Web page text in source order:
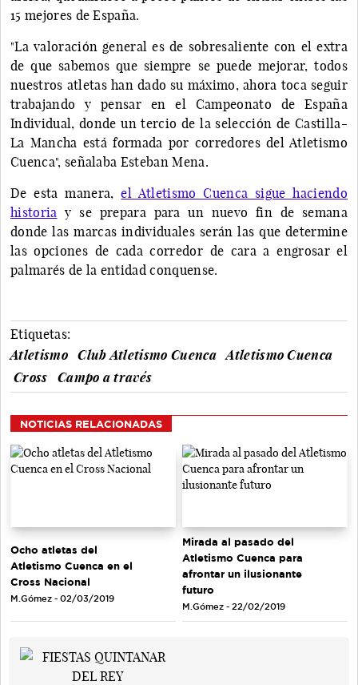
15 mejores de España.
"La valoración general es de sobresaliente con el extra
de que sabemos que siempre se puede mejorar, todos
nuestros atletas han dado su máximo, ahora toca seguir
trabajando y pensar en el Campeonato de España
Individual, donde un tercio de la selección de Castilla-
La Mancha está formada por corredores del Atletismo
Cuenca", señalaba Esteban Mena.
De esta manera,el Atletismo Cuenca sigue haciendo
historia y se prepara para un nuevo fin de semana
donde las marcas individuales serán las que determine
las opciones de cada corredor de cara a engrosar el
palmarés de la entidad conquense.
Etiquetas:
Atletismo
Club Atletismo Cuenca
Atletismo Cuenca
Cross
Campo a través
NOTICIAS RELACIONADAS
Ocho atletas del
Atletismo Cuenca en el
Cross Nacional
M.Gómez - 02/03/2019
Mirada al pasado del
Atletismo Cuenca para
afrontar un ilusionante
futuro
M.Gómez - 22/02/2019